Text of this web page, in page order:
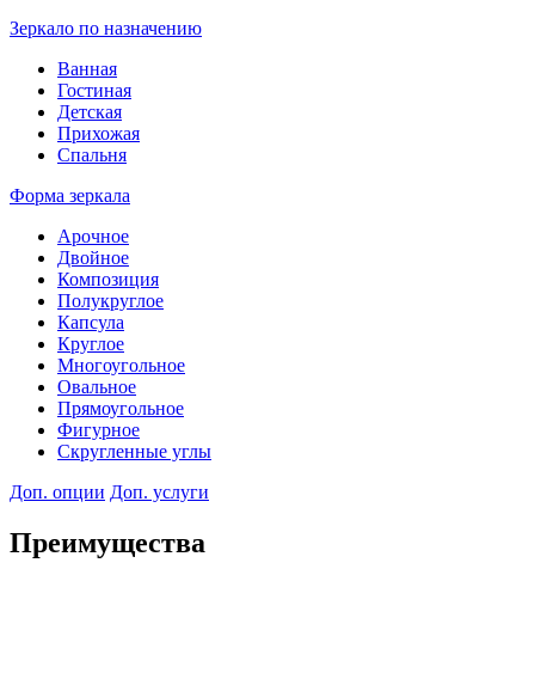
Зеркало по назначению
Ванная
Гостиная
Детская
Прихожая
Спальня
Форма зеркала
Арочное
Двойное
Композиция
Полукруглое
Капсула
Круглое
Многоугольное
Овальное
Прямоугольное
Фигурное
Скругленные углы
Доп. опции Доп. услуги
Преимущества